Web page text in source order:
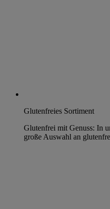
Glutenfreies Sortiment
Glutenfrei mit Genuss: In
große Auswahl an